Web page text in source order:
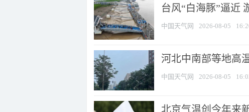
台风“白海豚”逼近
中国天气网 2026-08-05
河北中南部等地高
中国天气网 2026-08-05
北京气温创今年来